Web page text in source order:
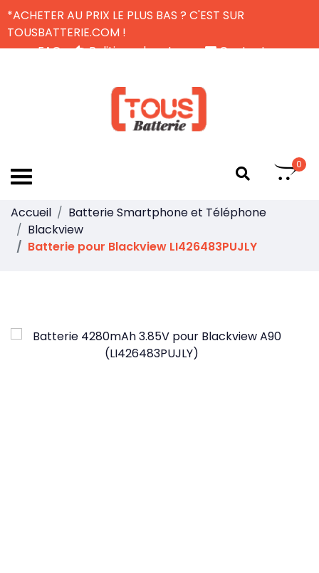
*ACHETER AU PRIX LE PLUS BAS ? C'EST SUR
TOUSBATTERIE.COM !
FAQ
Politique de retour
Contactez-nous
0
Accueil
Batterie Smartphone et Téléphone
Blackview
Batterie pour Blackview LI426483PUJLY